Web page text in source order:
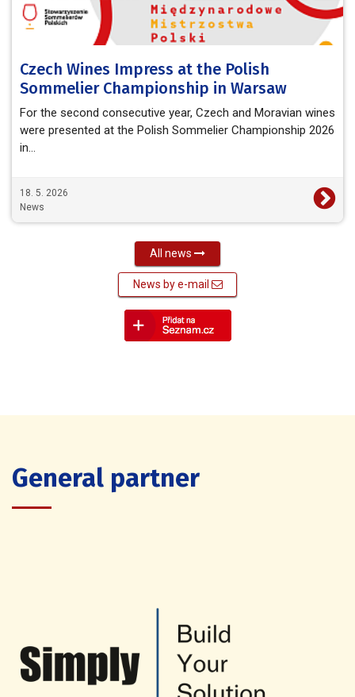
Czech Wines Impress at the Polish
Sommelier Championship in Warsaw
For the second consecutive year, Czech and Moravian wines
were presented at the Polish Sommelier Championship 2026
in…
18. 5. 2026
News
All news
News by e-mail
General partner